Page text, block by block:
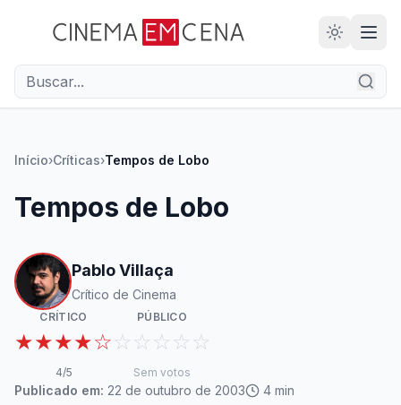
28
ANOS
Início›Críticas›Tempos de Lobo
Tempos de Lobo
Pablo Villaça
Crítico de Cinema
CRÍTICO
★★★★☆
4/5
PÚBLICO
☆☆☆☆☆
Sem votos
Publicado em: 22 de outubro de 2003 4 min